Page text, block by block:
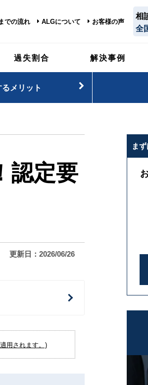
での流れ ALGについて お客様の声
相
全
過失割合 解決事例
メリット
認定要
更新日：2026/06/26
用されます。)
ま